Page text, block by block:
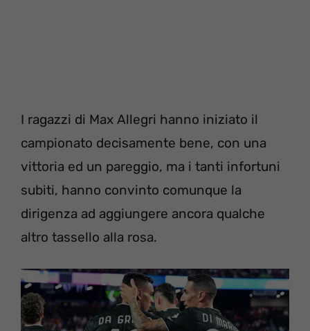
I ragazzi di Max Allegri hanno iniziato il
campionato decisamente bene, con una
vittoria ed un pareggio, ma i tanti infortuni
subiti, hanno convinto comunque la
dirigenza ad aggiungere ancora qualche
altro tassello alla rosa.